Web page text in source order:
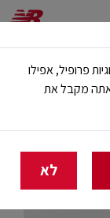
פרופיל, אפילו
אתה מקבל את
לא